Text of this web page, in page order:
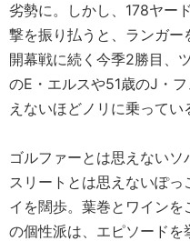
劣勢に。しかし、178ヤー
撃を振り払うと、ランガー
開幕戦に続く今季2勝目、
のE・エルスや51歳のJ・
えないほどノリに乗ってい
ゴルファーとは思えない
スリートとは思えないぽ
イを闊歩。葉巻とワイン
の個性派は、エピソードを